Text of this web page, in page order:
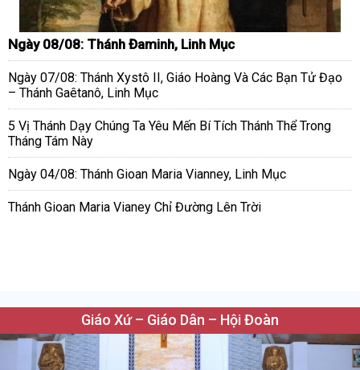
Ngày 08/08: Thánh Đaminh, Linh Mục
Ngày 07/08: Thánh Xystô II, Giáo Hoàng Và Các Bạn Tử Đạo
– Thánh Gaêtanô, Linh Mục
5 Vị Thánh Dạy Chúng Ta Yêu Mến Bí Tích Thánh Thể Trong
Tháng Tám Này
Ngày 04/08: Thánh Gioan Maria Vianney, Linh Mục
Thánh Gioan Maria Vianey Chỉ Đường Lên Trời
Giáo Xứ – Giáo Dân – Hội Đoàn